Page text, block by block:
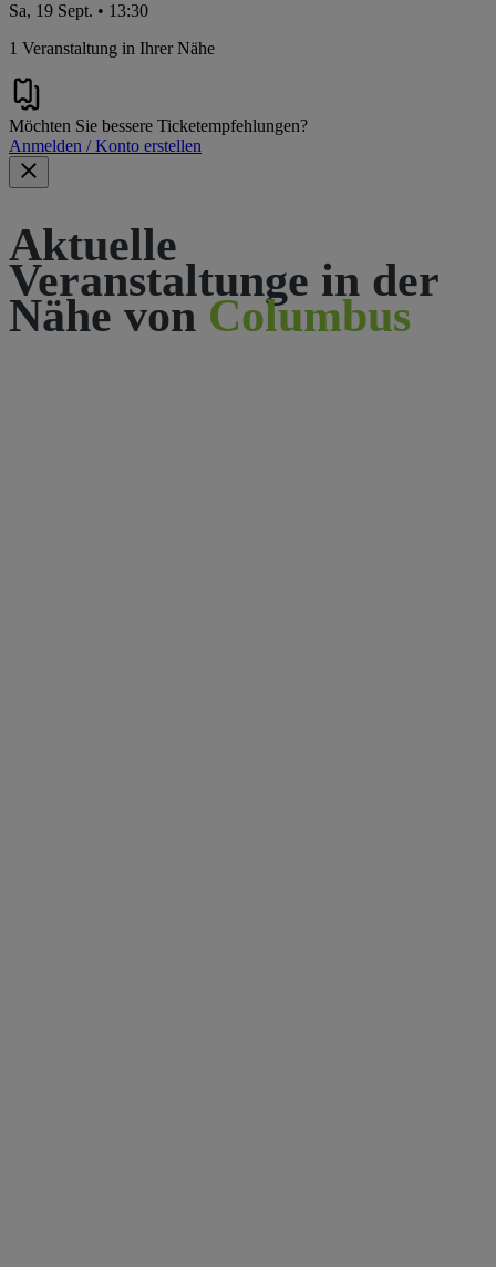
Sa, 19 Sept. • 13:30
1 Veranstaltung in Ihrer Nähe
Möchten Sie bessere Ticketempfehlungen?
Anmelden / Konto erstellen
Aktuelle
Veranstaltunge in der
Nähe von Columbus